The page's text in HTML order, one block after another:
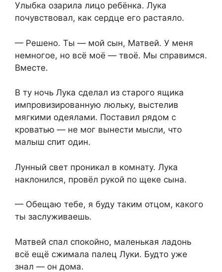
Улыбка озарила лицо ребёнка. Лука
почувствовал, как сердце его растаяло.
— Решено. Ты — мой сын, Матвей. У меня
немногое, но всё моё — твоё. Мы справимся.
Вместе.
В ту ночь Лука сделал из старого ящика
импровизированную люльку, выстелив
мягкими одеялами. Поставил рядом с
кроватью — не мог вынести мысли, что
малыш спит один.
Лунный свет проникал в комнату. Лука
наклонился, провёл рукой по щеке сына.
— Обещаю тебе, я буду таким отцом, какого
ты заслуживаешь.
Матвей спал спокойно, маленькая ладонь
всё ещё сжимала палец Луки. Будто уже
знал — он дома.